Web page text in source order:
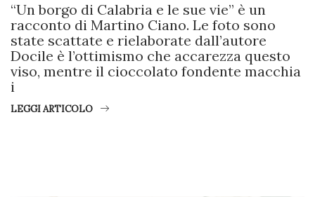
“Un borgo di Calabria e le sue vie” è un
racconto di Martino Ciano. Le foto sono
state scattate e rielaborate dall’autore
Docile è l’ottimismo che accarezza questo
viso, mentre il cioccolato fondente macchia
i
LEGGI ARTICOLO